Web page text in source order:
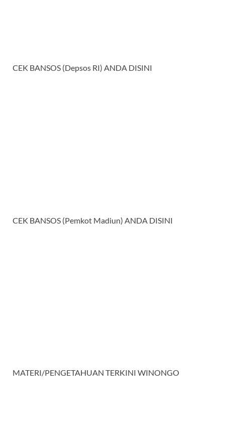
CEK BANSOS (Depsos RI) ANDA DISINI
CEK BANSOS (Pemkot Madiun) ANDA DISINI
MATERI/PENGETAHUAN TERKINI WINONGO